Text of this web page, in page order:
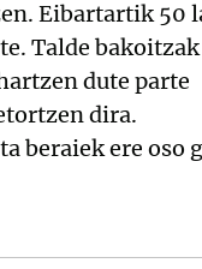
Eibartartik 50
Talde bakoitzak
dute parte
dira.
beraiek ere oso